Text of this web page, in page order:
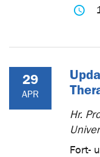
29
APR
Hr.
Fort-